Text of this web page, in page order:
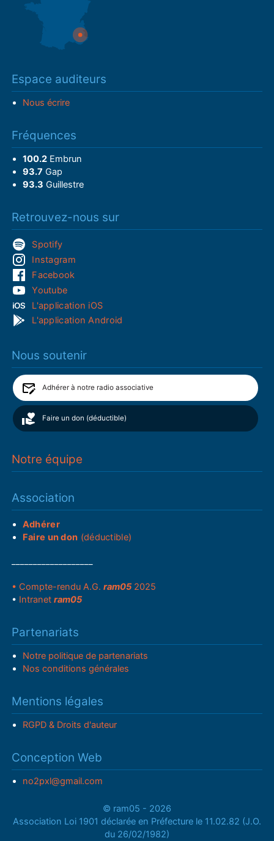
Espace auditeurs
Nous écrire
Fréquences
100.2Embrun
93.7 Gap
93.3 Guillestre
Retrouvez-nous sur
Spotify
Instagram
Facebook
Youtube
L'application iOS
L'application Android
Nous soutenir
Adhérer à notre radio associative
Faire un don (déductible)
Notre équipe
Association
Adhérer
Faire un don (déductible)
• Compte-rendu A.G.ram05 2025
• Intranetram05
Partenariats
Notre politique de partenariats
Nos conditions générales
Mentions légales
RGPD & Droits d'auteur
Conception Web
no2pxl@gmail.com
© ram05 - 2026
Association Loi 1901 déclarée en Préfecture le 11.02.82 (J.O.
du 26/02/1982)